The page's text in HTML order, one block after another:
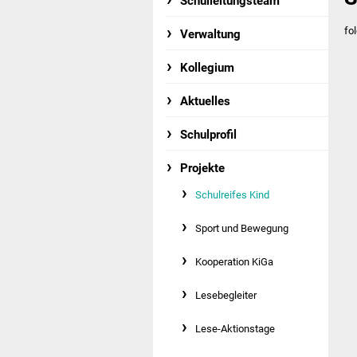
Verwaltung
Kollegium
Aktuelles
Schulprofil
Projekte
Schulreifes Kind
Sport und Bewegung
Kooperation KiGa
Lesebegleiter
Lese-Aktionstage